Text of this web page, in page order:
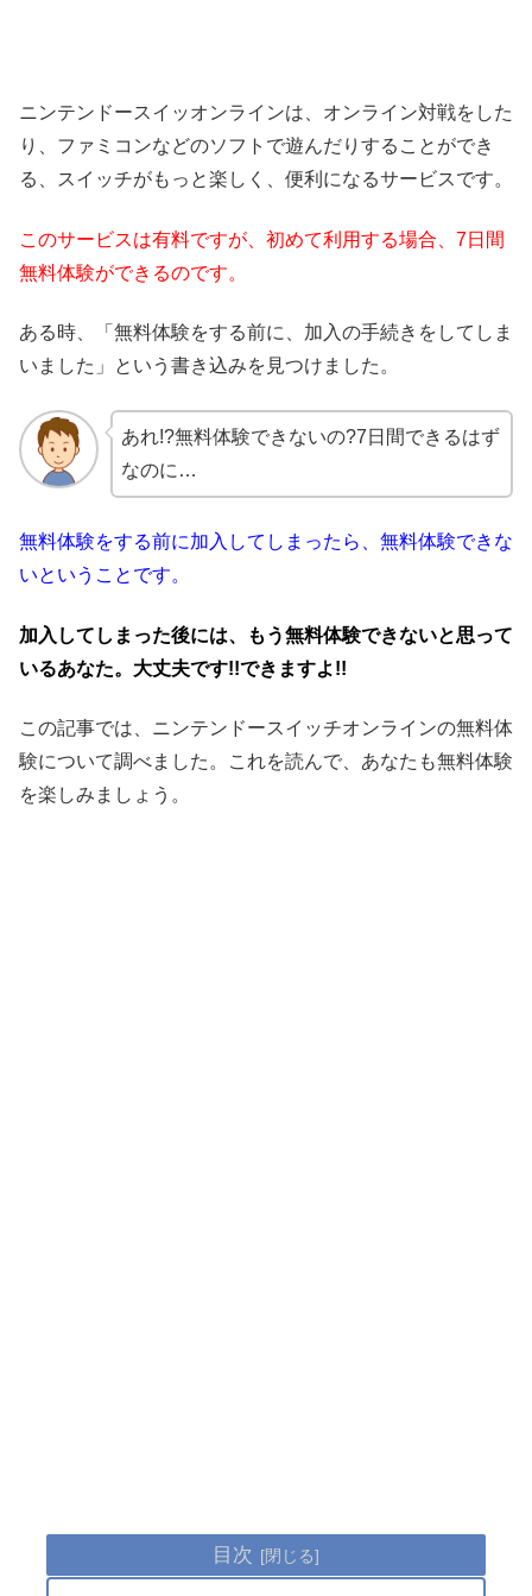
ニンテンドースイッオンラインは、オンライン対戦をした
り、ファミコンなどのソフトで遊んだりすることができ
る、スイッチがもっと楽しく、便利になるサービスです。
このサービスは有料ですが、初めて利用する場合、7日間
無料体験ができるのです。
ある時、「無料体験をする前に、加入の手続きをしてしま
いました」という書き込みを見つけました。
あれ!?無料体験できないの?7 日間できるはず
なのに…
無料体験をする前に加入してしまったら、無料体験できな
いということです。
加入してしまった後には、もう無料体験できないと思って
いるあなた。大丈夫です!!できますよ!!
この記事では、ニンテンドースイッチオンラインの無料体
験について調べました。これを読んで、あなたも無料体験
を楽しみましょう。
目次